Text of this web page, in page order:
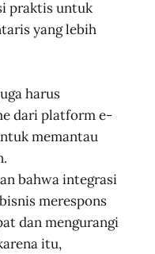
praktis untuk
yang lebih
harus
dari platform e-
memantau
bahwa integrasi
merespons
dan mengurangi
itu,